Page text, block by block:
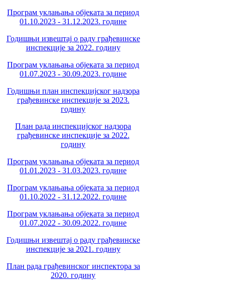
Програм уклањања објеката за период
01.10.2023 - 31.12.2023. године
Годишњи извештај о раду грађевинске
инспекције за 2022. годину
Програм уклањања објеката за период
01.07.2023 - 30.09.2023. године
Годишњи план инспекцијског надзора
грађевинске инспекције за 2023.
годину
План рада инспекцијског надзора
грађевинске инспекције за 2022.
годину
Програм уклањања објеката за период
01.01.2023 - 31.03.2023. године
Програм уклањања објеката за период
01.10.2022 - 31.12.2022. године
Програм уклањања објеката за период
01.07.2022 - 30.09.2022. године
Годишњи извештај о раду грађевинске
инспекције за 2021. годину
План рада грађевинског инспектора за
2020. годину